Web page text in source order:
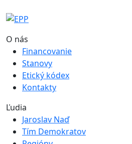
O nás
Financovanie
Stanovy
Etický kódex
Kontakty
Ľudia
Jaroslav Naď
Tím Demokratov